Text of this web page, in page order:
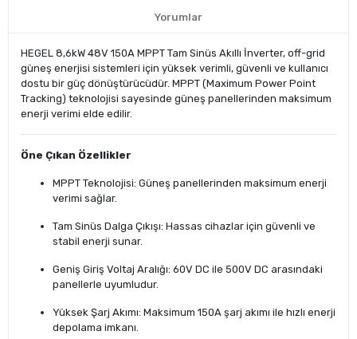
Yorumlar
HEGEL 8,6kW 48V 150A MPPT Tam Sinüs Akıllı İnverter, off-grid
güneş enerjisi sistemleri için yüksek verimli, güvenli ve kullanıcı
dostu bir güç dönüştürücüdür. MPPT (Maximum Power Point
Tracking) teknolojisi sayesinde güneş panellerinden maksimum
enerji verimi elde edilir.
Öne Çıkan Özellikler
MPPT Teknolojisi: Güneş panellerinden maksimum enerji
verimi sağlar.
Tam Sinüs Dalga Çıkışı: Hassas cihazlar için güvenli ve
stabil enerji sunar.
Geniş Giriş Voltaj Aralığı: 60V DC ile 500V DC arasındaki
panellerle uyumludur.
Yüksek Şarj Akımı: Maksimum 150A şarj akımı ile hızlı enerji
depolama imkanı.